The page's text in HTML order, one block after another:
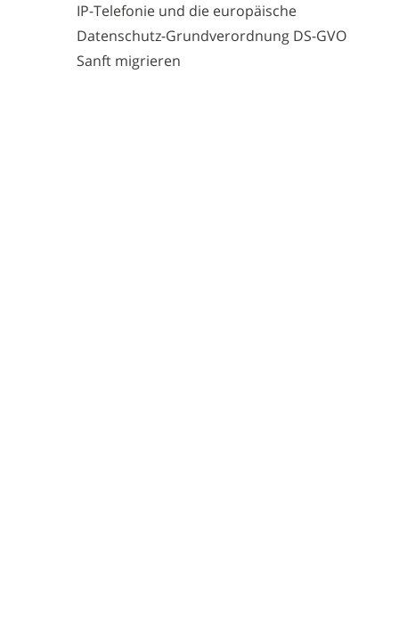
IP-Telefonie und die europäische
Datenschutz-Grundverordnung DS-GVO
Sanft migrieren